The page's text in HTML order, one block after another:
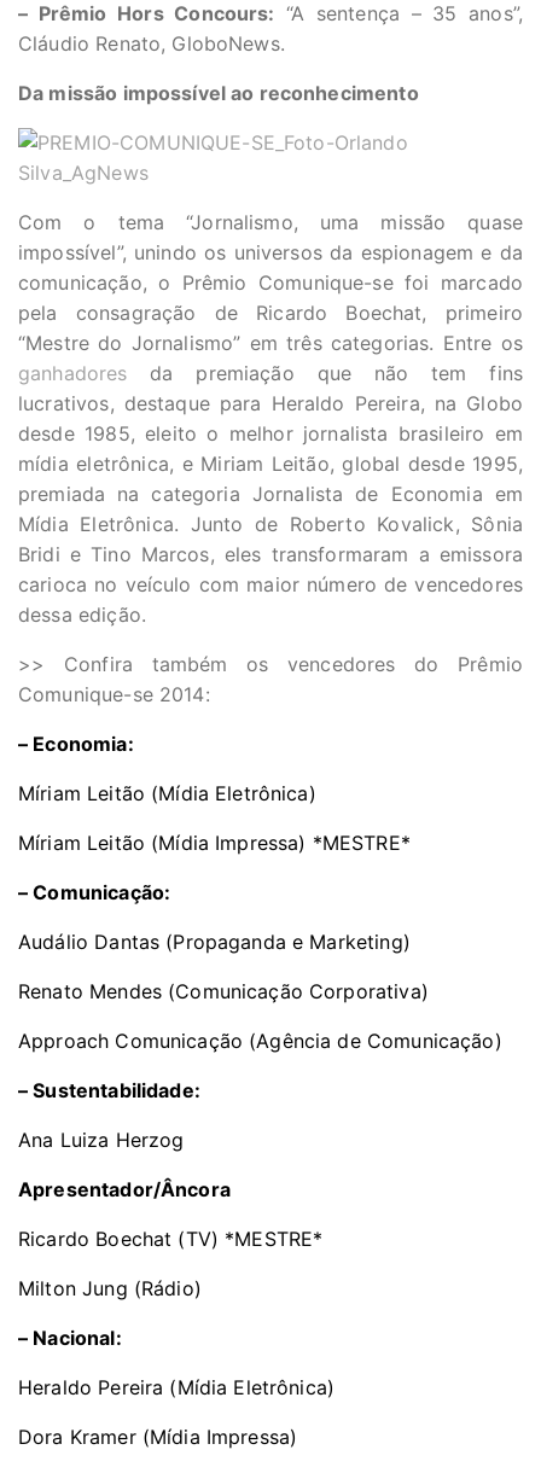
– Prêmio Hors Concours: “A sentença – 35 anos”,
Cláudio Renato, GloboNews.
Da missão impossível ao reconhecimento
Com o tema “Jornalismo, uma missão quase
impossível”, unindo os universos da espionagem e da
comunicação, o Prêmio Comunique-se foi marcado
pela consagração de Ricardo Boechat, primeiro
“Mestre do Jornalismo” em três categorias. Entre os
ganhadores da premiação que não tem fins
lucrativos, destaque para Heraldo Pereira, na Globo
desde 1985, eleito o melhor jornalista brasileiro em
mídia eletrônica, e Miriam Leitão, global desde 1995,
premiada na categoria Jornalista de Economia em
Mídia Eletrônica. Junto de Roberto Kovalick, Sônia
Bridi e Tino Marcos, eles transformaram a emissora
carioca no veículo com maior número de vencedores
dessa edição.
>> Confira também os vencedores do Prêmio
Comunique-se 2014:
– Economia:
Míriam Leitão (Mídia Eletrônica)
Míriam Leitão (Mídia Impressa) *MESTRE*
– Comunicação:
Audálio Dantas (Propaganda e Marketing)
Renato Mendes (Comunicação Corporativa)
Approach Comunicação (Agência de Comunicação)
– Sustentabilidade:
Ana Luiza Herzog
Apresentador/Âncora
Ricardo Boechat (TV) *MESTRE*
Milton Jung (Rádio)
– Nacional:
Heraldo Pereira (Mídia Eletrônica)
Dora Kramer (Mídia Impressa)